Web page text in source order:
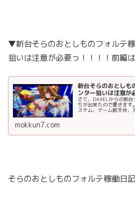
▼新台そらのおとしものフォルテ
狙いは注意が必要っ！！！！前編
新台そらのおとしも
ンター狙いは注意が
さて、DAXELからの新
ちが出来たので書きます
ステム、ゲーム数天井、
mokkun7.com
そらのおとしものフォルテ稼働日